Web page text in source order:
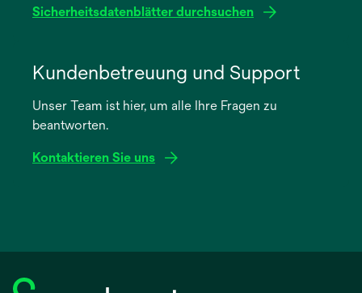
Sicherheitsdatenblätter durchsuchen
neuen
Registerkarte
Kundenbetreuung und Support
Unser Team ist hier, um alle Ihre Fragen zu
beantworten.
Kontaktieren Sie uns